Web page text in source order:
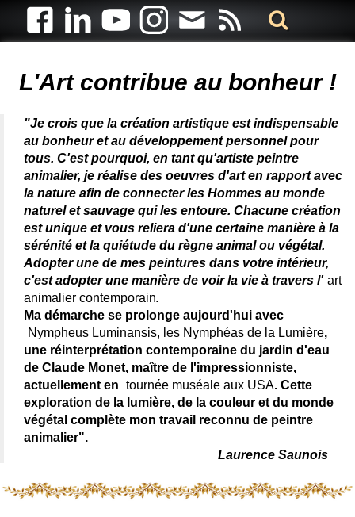
L'Art contribue au bonheur !
"Je crois que la création artistique est indispensable
au bonheur et au développement personnel pour
tous. C'est pourquoi, en tant qu'artiste peintre
animalier, je réalise des oeuvres d'art en rapport avec
la nature afin de connecter les Hommes au monde
naturel et sauvage qui les entoure. Chacune création
est unique et vous reliera d'une certaine manière à la
sérénité et la quiétude du règne animal ou végétal.
Adopter une de mes peintures dans votre intérieur,
c'est adopter une manière de voir la vie à travers l' art
animalier contemporain.
Ma démarche se prolonge aujourd'hui avec
Nympheus Luminansis, les Nymphéas de la Lumière,
une réinterprétation contemporaine du jardin d'eau
de Claude Monet, maître de l'impressionniste,
actuellement en tournée muséale aux USA. Cette
exploration de la lumière, de la couleur et du monde
végétal complète mon travail reconnu de peintre
animalier".
Laurence Saunois